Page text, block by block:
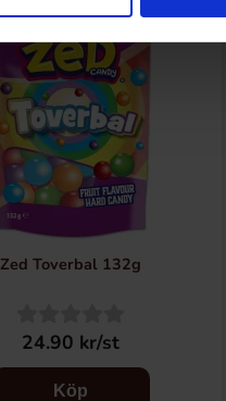
Zed Toverbal 132g
24.90 kr/st
Köp